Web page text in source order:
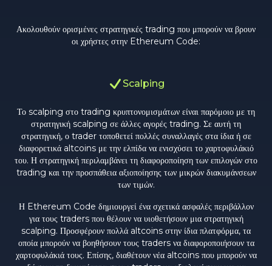
Ακολουθούν ορισμένες στρατηγικές trading που μπορούν να βρουν
οι χρήστες στην Ethereum Code:
Scalping
Το scalping στο trading κρυπτονομισμάτων είναι παρόμοιο με τη
στρατηγική scalping σε άλλες αγορές trading. Σε αυτή τη
στρατηγική, ο trader τοποθετεί πολλές συναλλαγές στα ίδια ή σε
διαφορετικά altcoins με την ελπίδα να ενισχύσει το χαρτοφυλάκιό
του. Η στρατηγική περιλαμβάνει τη διαφοροποίηση των επιλογών στο
trading και την προσπάθεια αξιοποίησης των μικρών διακυμάνσεων
των τιμών.
Η Ethereum Code δημιουργεί ένα σχετικά ασφαλές περιβάλλον
για τους traders που θέλουν να υιοθετήσουν μια στρατηγική
scalping. Προσφέρουν πολλά altcoins στην ίδια πλατφόρμα, τα
οποία μπορούν να βοηθήσουν τους traders να διαφοροποιήσουν τα
χαρτοφυλάκιά τους. Επίσης, διαθέτουν νέα altcoins που μπορούν να